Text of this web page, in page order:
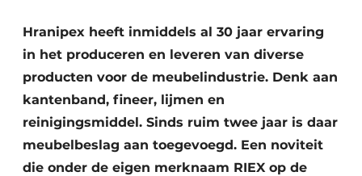
Hranipex heeft inmiddels al 30 jaar ervaring
in het produceren en leveren van diverse
producten voor de meubelindustrie. Denk aan
kantenband, fineer, lijmen en
reinigingsmiddel. Sinds ruim twee jaar is daar
meubelbeslag aan toegevoegd. Een noviteit
die onder de eigen merknaam RIEX op de